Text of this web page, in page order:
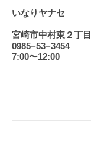
いなりヤナセ
宮崎市中村東２丁目
0985−53−3454
7:00〜12:00